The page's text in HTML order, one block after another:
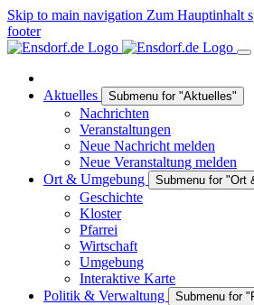
Skip to main navigation Zum Hauptinhalt
footer
Aktuelles Submenu for "Aktuelles"
Nachrichten
Veranstaltungen
Neue Nachricht melden
Neue Veranstaltung melden
Ort & Umgebung
Submenu for "Ort
Geschichte
Kloster
Pfarrei
Wirtschaft
Umgebung
Interaktive Karte
Politik & Verwaltung
Submenu for